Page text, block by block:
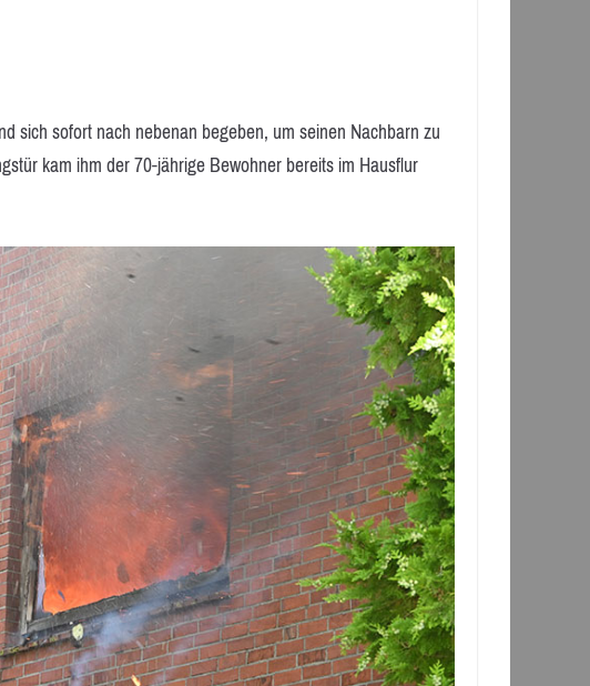
sich sofort nach nebenan begeben, um seinen Nachbarn zu
kam ihm der 70-jährige Bewohner bereits im Hausflur